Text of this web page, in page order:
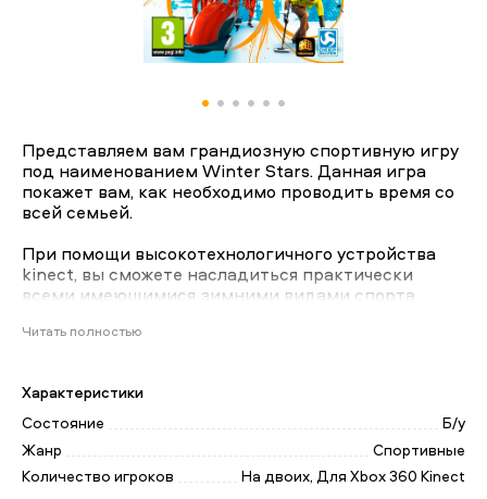
Представляем вам грандиозную спортивную игру
под наименованием Winter Stars. Данная игра
покажет вам, как необходимо проводить время со
всей семьей.
При помощи высокотехнологичного устройства
kinect, вы сможете насладиться практически
всеми имеющимися зимними видами спорта.
kinect, имели некий мультяшный вид, однако
потрясающим реализмом.
В данной игре все спортсмены проработаны до
мельчайших подробностей. Окружение изумляет и
завораживает. Лишь представьте, огромные
Читать полностью
Характеристики
Состояние
Б/у
Жанр
Спортивные
Количество игроков
На двоих, Для Xbox 360 Kinect